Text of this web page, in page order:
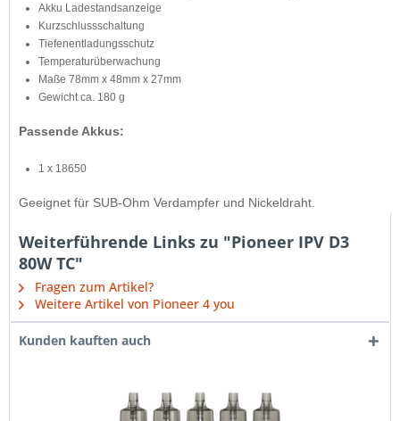
Akku Ladestandsanzeige
Kurzschlussschaltung
Tiefenentladungsschutz
Temperaturüberwachung
Maße 78mm x 48mm x 27mm
Gewicht ca. 180 g
Passende Akkus:
1 x 18650
Geeignet für SUB-Ohm Verdampfer und Nickeldraht.
Weiterführende Links zu "Pioneer IPV D3
80W TC"
Fragen zum Artikel?
Weitere Artikel von Pioneer 4 you
Kunden kauften auch